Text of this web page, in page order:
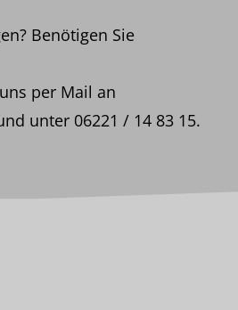
Benötigen Sie
per Mail an
unter 06221 / 14 83 15.